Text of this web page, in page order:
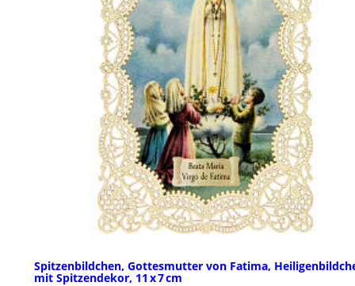
Spitzenbildchen, Gottesmutter von Fatima,
mit Spitzendekor, 11 x 7 cm